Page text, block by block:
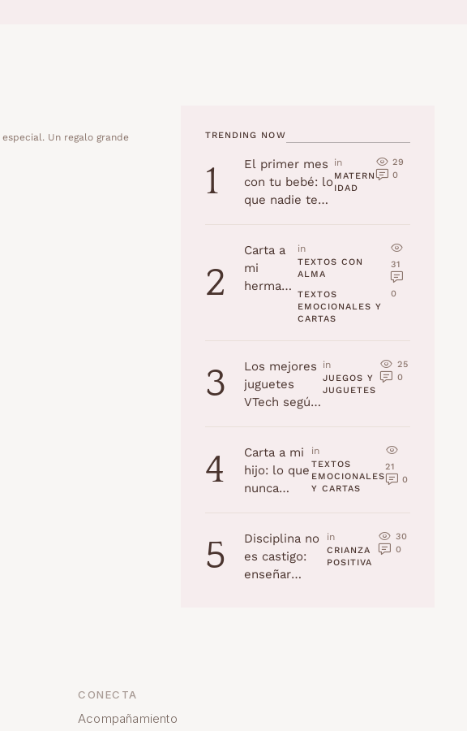
Un regalo grande
TRENDING NOW
1
El primer mes
con tu bebé: lo
que nadie te
in
MATERN
IDAD
29
0
2
Carta a
mi
hermana
in
TEXTOS CON
ALMA
TEXTOS
EMOCIONALES Y
CARTAS
31
0
3
Los mejores
juguetes
VTech según
2025)
in
JUEGOS Y
JUGUETES
25
0
4
Carta a mi
hijo: lo que
nunca
jamás
olvidaré
in
TEXTOS
EMOCIONALES
Y CARTAS
21
0
5
Disciplina no
es castigo:
enseñar
in
CRIANZA
POSITIVA
30
0
CONECTA
Acompañamiento